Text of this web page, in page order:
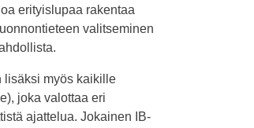
erityislupaa rakentaa
valitseminen
lisäksi myös kaikille
joka valottaa eri
ajattelua. Jokainen IB-